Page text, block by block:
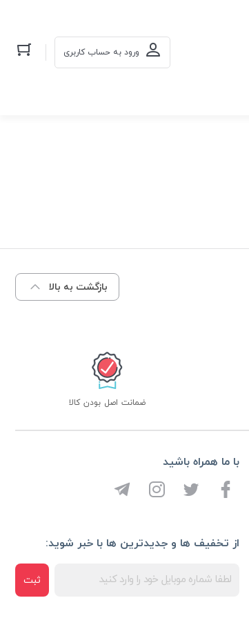
ورود به حساب کاربری
بازگشت به بالا
ضمانت اصل بودن کالا
از تخفیف ها و جدیدترین ها با خبر شوید:
ثبت
با ما همراه باشید